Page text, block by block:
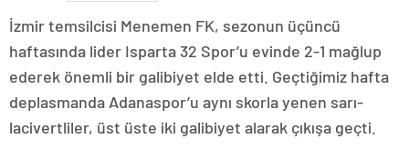
İzmir temsilcisi Menemen FK, sezonun üçüncü
haftasında lider Isparta 32 Spor’u evinde 2-1 mağlup
ederek önemli bir galibiyet elde etti. Geçtiğimiz hafta
deplasmanda Adanaspor’u aynı skorla yenen sarı-
lacivertliler, üst üste iki galibiyet alarak çıkışa geçti.